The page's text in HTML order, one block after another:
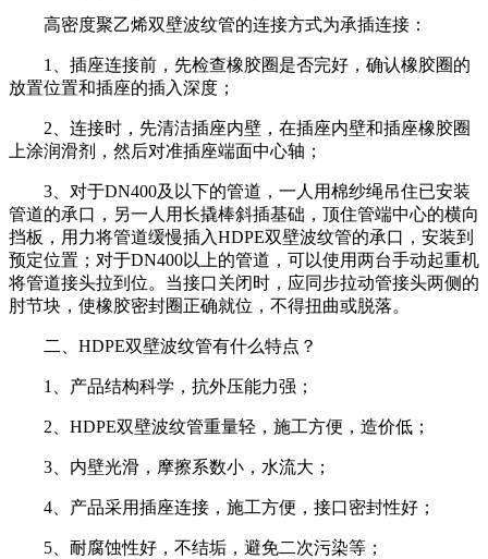
高密度聚乙烯双壁波纹管的连接方式为承插连接：
1、插座连接前，先检查橡胶圈是否完好，确认橡胶圈的
放置位置和插座的插入深度；
2、连接时，先清洁插座内壁，在插座内壁和插座橡胶圈
上涂润滑剂，然后对准插座端面中心轴；
3、对于DN400及以下的管道，一人用棉纱绳吊住已安装
管道的承口，另一人用长撬棒斜插基础，顶住管端中心的横向
挡板，用力将管道缓慢插入HDPE双壁波纹管的承口，安装到
预定位置；对于DN400以上的管道，可以使用两台手动起重机
将管道接头拉到位。当接口关闭时，应同步拉动管接头两侧的
肘节块，使橡胶密封圈正确就位，不得扭曲或脱落。
二、HDPE双壁波纹管有什么特点？
1、产品结构科学，抗外压能力强；
2、HDPE双壁波纹管重量轻，施工方便，造价低；
3、内壁光滑，摩擦系数小，水流大；
4、产品采用插座连接，施工方便，接口密封性好；
5、耐腐蚀性好，不结垢，避免二次污染等；